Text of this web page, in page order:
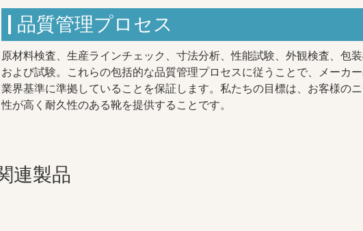
品質管理プロセス
原材料検査、生産ラインチェック、寸法分析、性能試験、外観検査、包
および試験。これらの包括的な品質管理プロセスに従うことで、メーカ
業界基準に準拠していることを保証します。私たちの目標は、お客様の
性が高く耐久性のある靴を提供することです。
連製品